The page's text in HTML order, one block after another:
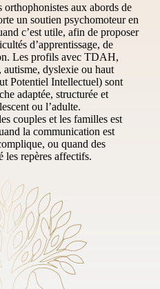
orthophonistes aux abords de
un soutien psychomoteur en
c’est utile, afin de proposer
d’apprentissage, de
Les profils avec TDAH,
dyslexie ou haut
Potentiel Intellectuel) sont
adaptée, structurée et
ou l’adulte.
couples et les familles est
la communication est
ou quand des
les repères affectifs.